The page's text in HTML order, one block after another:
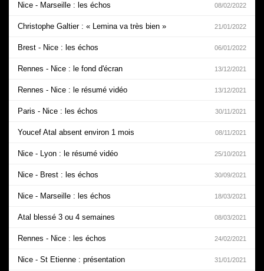
Nice - Marseille : les échos 08/02/2022
Christophe Galtier : « Lemina va très bien » 21/01/2022
Brest - Nice : les échos 06/01/2022
Rennes - Nice : le fond d'écran 13/12/2021
Rennes - Nice : le résumé vidéo 13/12/2021
Paris - Nice : les échos 30/11/2021
Youcef Atal absent environ 1 mois 08/11/2021
Nice - Lyon : le résumé vidéo 25/10/2021
Nice - Brest : les échos 30/09/2021
Nice - Marseille : les échos 18/03/2021
Atal blessé 3 ou 4 semaines 08/03/2021
Rennes - Nice : les échos 24/02/2021
Nice - St Etienne : présentation 31/01/2021